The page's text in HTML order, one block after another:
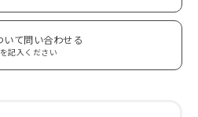
て問い合わせる
記入ください